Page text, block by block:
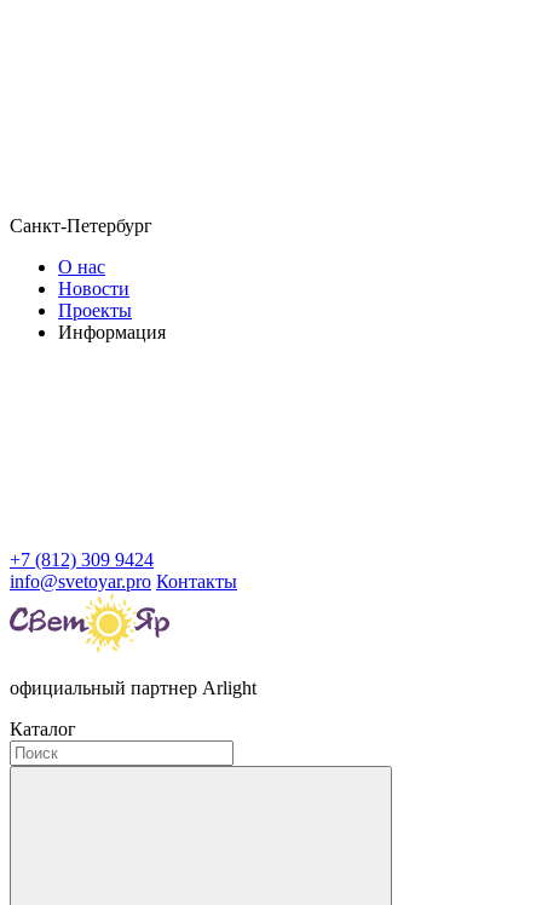
Санкт-Петербург
О нас
Новости
Проекты
Информация
+7 (812) 309 9424
info@svetoyar.pro Контакты
официальный партнер Arlight
Каталог